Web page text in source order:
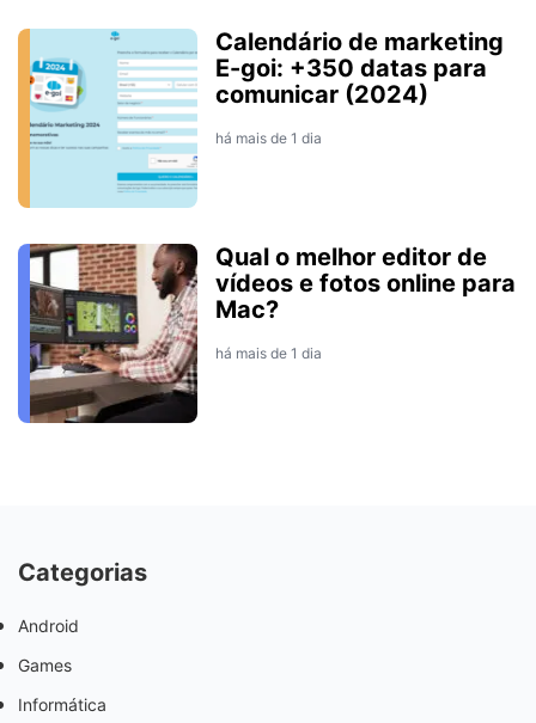
Calendário de marketing
E-goi: +350 datas para
comunicar (2024)
há mais de 1 dia
Qual o melhor editor de
vídeos e fotos online para
Mac?
há mais de 1 dia
Categorias
Android
Games
Informática